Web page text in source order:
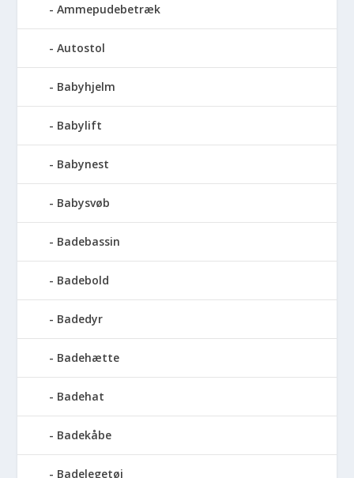
Ammepudebetræk
Autostol
Babyhjelm
Babylift
Babynest
Babysvøb
Badebassin
Badebold
Badedyr
Badehætte
Badehat
Badekåbe
Badelegetøj